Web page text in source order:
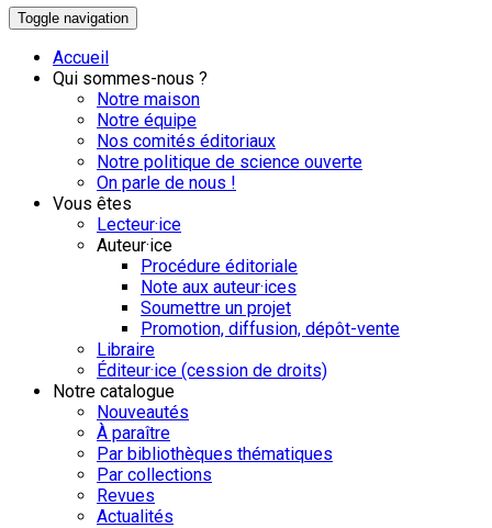
Toggle navigation
Accueil
Qui sommes-nous ?
Notre maison
Notre équipe
Nos comités éditoriaux
Notre politique de science ouverte
On parle de nous !
Vous êtes
Lecteur·ice
Auteur·ice
Procédure éditoriale
Note aux auteur·ices
Soumettre un projet
Promotion, diffusion, dépôt-vente
Libraire
Éditeur·ice (cession de droits)
Notre catalogue
Nouveautés
À paraître
Par bibliothèques thématiques
Par collections
Revues
Actualités